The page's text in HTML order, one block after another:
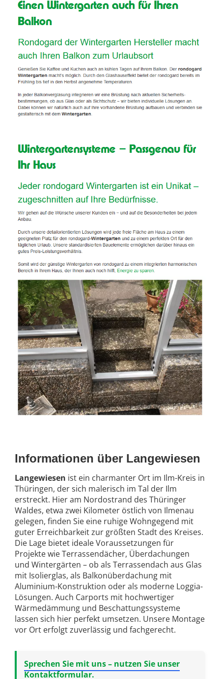
Informationen über Langewiesen
Langewiesen ist ein charmanter Ort im Ilm-Kreis in
Thüringen, der sich malerisch im Tal der Ilm
erstreckt. Hier am Nordostrand des Thüringer
Waldes, etwa zwei Kilometer östlich von Ilmenau
gelegen, finden Sie eine ruhige Wohngegend mit
guter Erreichbarkeit zur größten Stadt des Kreises.
Die Lage bietet ideale Voraussetzungen für
Projekte wie Terrassendächer, Überdachungen
und Wintergärten – ob als Terrassendach aus Glas
mit Isolierglas, als Balkonüberdachung mit
Aluminium-Konstruktion oder als moderne Loggia-
Lösungen. Auch Carports mit hochwertiger
Wärmedämmung und Beschattungssysteme
lassen sich hier perfekt umsetzen. Unsere Montage
vor Ort erfolgt zuverlässig und fachgerecht.
Sprechen Sie mit uns – nutzen Sie unser
Kontaktformular.